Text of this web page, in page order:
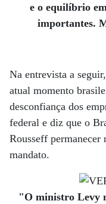
e o equilíbrio
importantes.
Na entrevista a
atual momento
desconfiança dos
federal e diz que o
Rousseff permanecer
mandato.
"O ministro Levy